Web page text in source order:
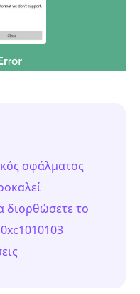
σφάλματος
διορθώσετε το